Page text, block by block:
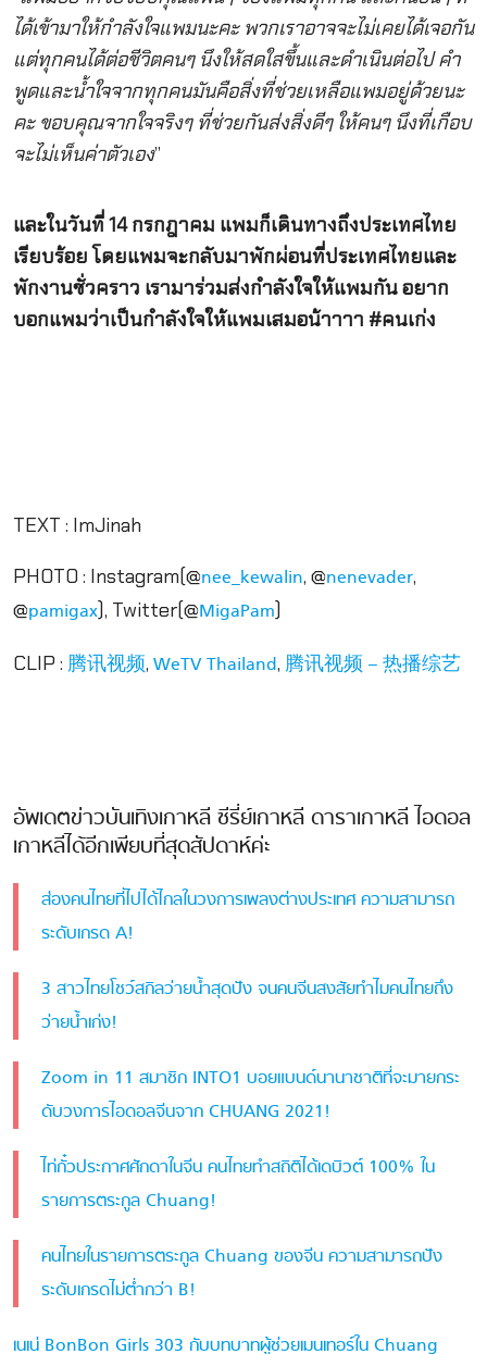
ได้เข้ามาให้กำลังใจแพมนะคะ พวกเราอาจจะไม่เคยได้เจอกัน
แต่ทุกคนได้ต่อชีวิตคนๆ นึงให้สดใสขึ้นและดำเนินต่อไป คำ
พูดและน้ำใจจากทุกคนมันคือสิ่งที่ช่วยเหลือแพมอยู่ด้วยนะ
คะ ขอบคุณจากใจจริงๆ ที่ช่วยกันส่งสิ่งดีๆ ให้คนๆ นึงที่เกือบ
จะไม่เห็นค่าตัวเอง”
และในวันที่ 14 กรกฎาคม แพมก็เดินทางถึงประเทศไทย
เรียบร้อย โดยแพมจะกลับมาพักผ่อนที่ประเทศไทยและ
พักงานชั่วคราว เรามาร่วมส่งกำลังใจให้แพมกัน อยาก
บอกแพมว่าเป็นกำลังใจให้แพมเสมอน้าาาา #คนเก่ง
TEXT : ImJinah
PHOTO : Instagram(@nee_kewalin, @nenevader,
@pamigax), Twitter(@MigaPam)
CLIP : 腾讯视频, WeTV Thailand, 腾讯视频 – 热播综艺
อัพเดตข่าวบันเทิงเกาหลี ซีรี่ย์เกาหลี ดาราเกาหลี ไอดอล
เกาหลีได้อีกเพียบที่สุดสัปดาห์ค่ะ
ส่องคนไทยที่ไปได้ไกลในวงการเพลงต่างประเทศ ความสามารถ
ระดับเกรด A!
3 สาวไทยโชว์สกิลว่ายน้ำสุดปัง จนคนจีนสงสัยทำไมคนไทยถึง
ว่ายน้ำเก่ง!
Zoom in 11 สมาชิก INTO1 บอยแบนด์นานาชาติที่จะมายกระ
ดับวงการไอดอลจีนจาก CHUANG 2021!
ไท่กั๋วประกาศศักดาในจีน คนไทยทำสถิติได้เดบิวต์ 100% ใน
รายการตระกูล Chuang!
คนไทยในรายการตระกูล Chuang ของจีน ความสามารถปัง
ระดับเกรดไม่ต่ำกว่า B!
เนเน่ BonBon Girls 303 กับบทบาทผู้ช่วยเมนเทอร์ใน Chuang